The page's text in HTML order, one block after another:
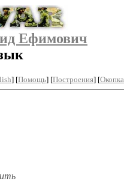
Ефимович
] [Помощь] [Построения] [